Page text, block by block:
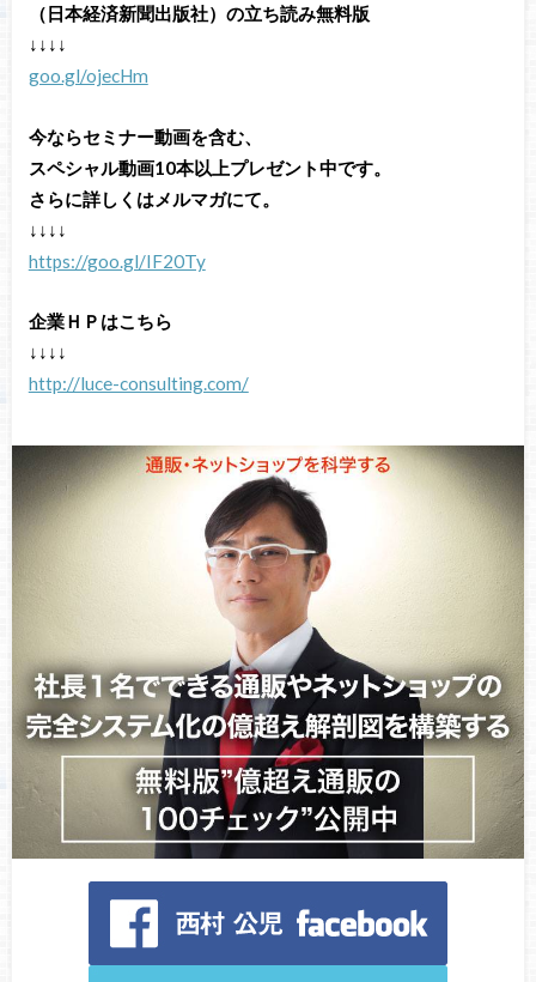
（日本経済新聞出版社）の立ち読み無料版
↓↓↓↓
goo.gl/ojecHm
今ならセミナー動画を含む、
スペシャル動画10本以上プレゼント中です。
さらに詳しくはメルマガにて。
↓↓↓↓
https://goo.gl/IF20Ty
企業ＨＰはこちら
↓↓↓↓
http://luce-consulting.com/